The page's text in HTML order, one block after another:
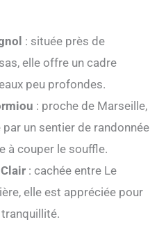
: située près de
elle offre un cadre
peu profondes.
: proche de Marseille,
un sentier de randonnée
à couper le souffle.
: cachée entre Le
elle est appréciée pour